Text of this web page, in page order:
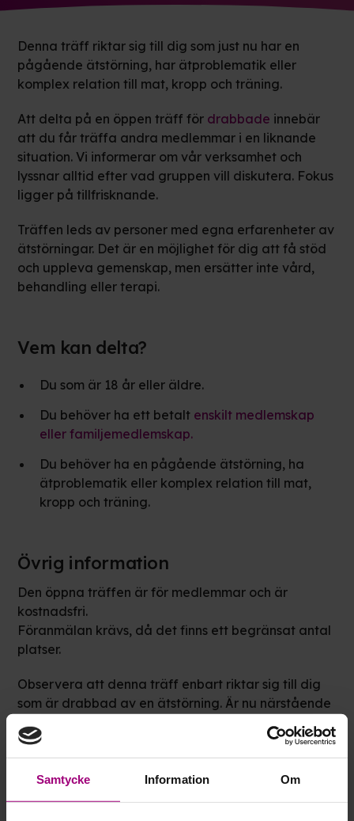
Samtycke Information Om
Denna träff riktar sig till dig som just nu har en
pågående ätstörning, har ätproblematik eller
komplex relation till mat, kropp och träning.
Att delta på en öppen träff för drabbade innebär
att du får träffa andra medlemmar i en liknande
situation. Vi informerar om vår verksamhet och
lyssnar alltid efter vad gruppen vill diskutera. Fokus
ligger på tillfrisknande.
Träffen leds av personer med egna erfarenheter av
ätstörningar. Det är en möjlighet för dig att få stöd
och uppleva gemenskap, men ersätter inte vård,
behandling eller terapi.
Vem kan delta?
Du som är 18 år eller äldre.
Du behöver ha ett betalt enskilt medlemskap
eller familjemedlemskap.
Du behöver ha en pågående ätstörning, ha
ätproblematik eller komplex relation till mat,
kropp och träning.
Övrig information
Den öppna träffen är för medlemmar och är
kostnadsfri.
Föranmälan krävs, då det finns ett begränsat antal
platser.
Observera att denna träff enbart riktar sig till dig
som är drabbad av en ätstörning. Är nu närstående
är du varmt välkommen att anmäla dig till våra
andra närståendeaktiviteter som du hittar i
vårkalender.